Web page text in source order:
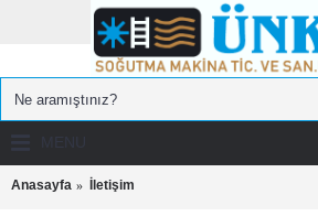
Anasayfa İletişim